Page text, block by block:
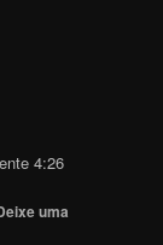
4:26
uma